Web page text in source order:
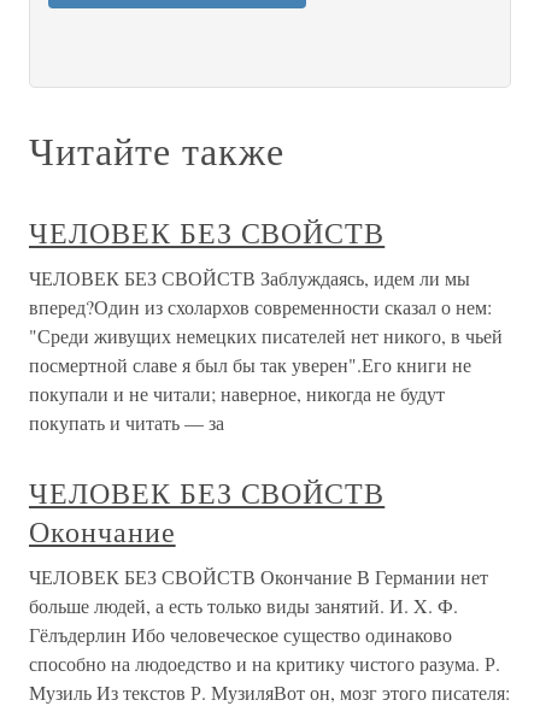
Читайте также
ЧЕЛОВЕК БЕЗ СВОЙСТВ
ЧЕЛОВЕК БЕЗ СВОЙСТВ Заблуждаясь, идем ли мы
вперед?Один из схолархов современности сказал о нем:
"Среди живущих немецких писателей нет никого, в чьей
посмертной славе я был бы так уверен".Его книги не
покупали и не читали; наверное, никогда не будут
покупать и читать — за
ЧЕЛОВЕК БЕЗ СВОЙСТВ
Окончание
ЧЕЛОВЕК БЕЗ СВОЙСТВ Окончание В Германии нет
больше людей, а есть только виды занятий. И. X. Ф.
Гёлъдерлин Ибо человеческое существо одинаково
способно на людоедство и на критику чистого разума. Р.
Музиль Из текстов Р. МузиляВот он, мозг этого писателя: